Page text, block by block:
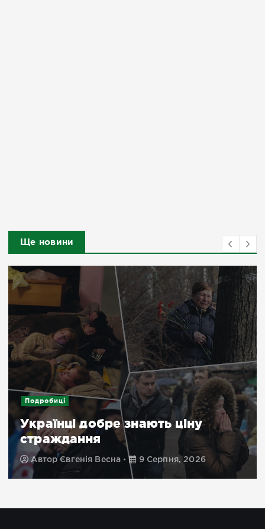
Ще новини
Подробиці Репортажі
Російські дрони атакують
супермаркети в Херсоні (фото)
АвторМарина Поліщук 9 Серпня, 2026